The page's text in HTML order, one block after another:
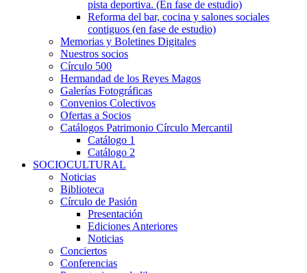
pista deportiva. (En fase de estudio)
Reforma del bar, cocina y salones sociales
contiguos (en fase de estudio)
Memorias y Boletines Digitales
Nuestros socios
Círculo 500
Hermandad de los Reyes Magos
Galerías Fotográficas
Convenios Colectivos
Ofertas a Socios
Catálogos Patrimonio Círculo Mercantil
Catálogo 1
Catálogo 2
SOCIOCULTURAL
Noticias
Biblioteca
Círculo de Pasión
Presentación
Ediciones Anteriores
Noticias
Conciertos
Conferencias